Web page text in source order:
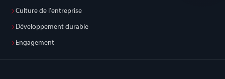
Culture de l'entreprise
Développement durable
Engagement